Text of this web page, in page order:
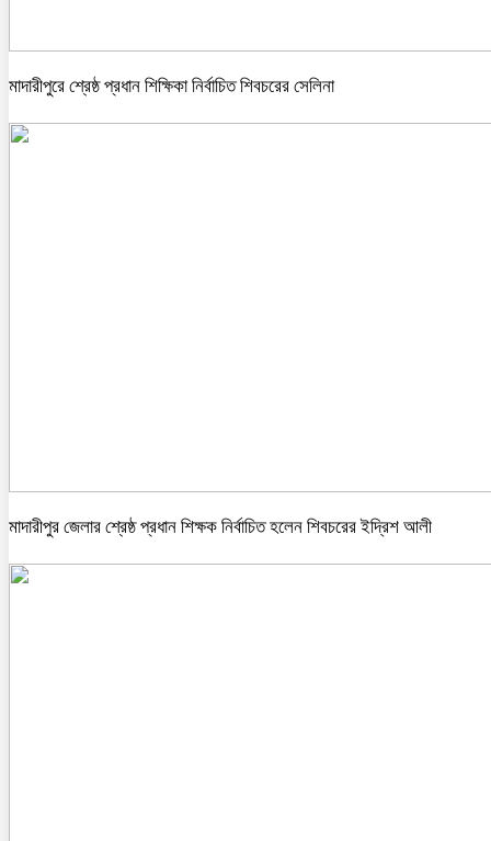
মাদারীপুরে শ্রেষ্ঠ প্রধান শিক্ষিকা নির্বাচিত শিবচরের সেলিনা
মাদারীপুর জেলার শ্রেষ্ঠ প্রধান শিক্ষক নির্বাচিত হলেন শিবচরের ইদ্রিশ আলী